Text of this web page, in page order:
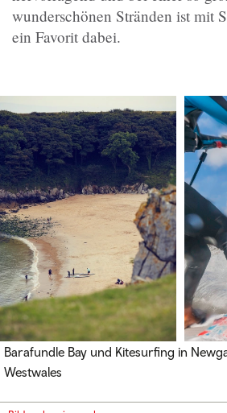
wunderschönen Stränden ist mit
ein Favorit dabei.
Barafundle Bay und Kitesurfing in
Westwales